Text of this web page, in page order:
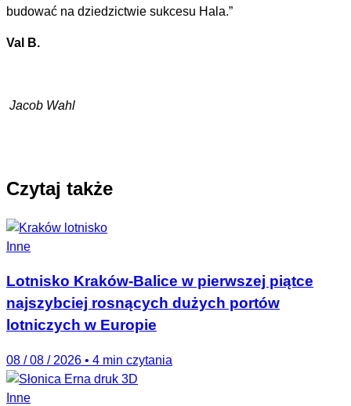
budować na dziedzictwie sukcesu Hala.”
Val B.
Jacob Wahl
Czytaj także
Inne
Lotnisko Kraków-Balice w pierwszej piątce
najszybciej rosnących dużych portów
lotniczych w Europie
08 / 08 / 2026 • 4 min czytania
Inne